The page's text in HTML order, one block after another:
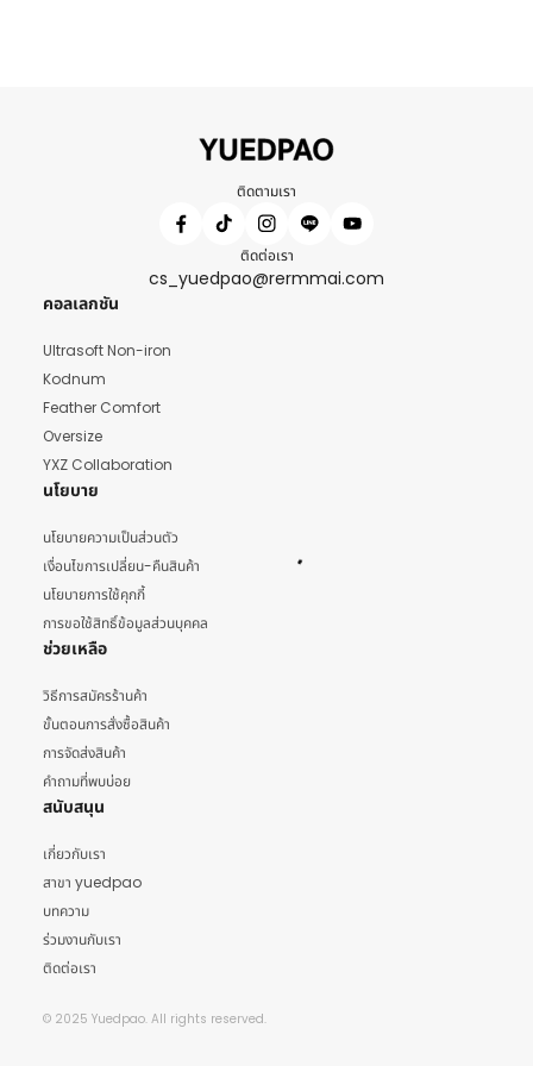
ติดตามเรา
ติดต่อเรา
cs_yuedpao@rermmai.com
คอลเลกชัน
Ultrasoft Non-iron
Kodnum
Feather Comfort
Oversize
YXZ Collaboration
นโยบาย
นโยบายความเป็นส่วนตัว
เงื่อนไขการเปลี่ยน-คืนสินค้า
นโยบายการใช้คุกกี้
การขอใช้สิทธิ์ข้อมูลส่วนบุคคล
ช่วยเหลือ
วิธีการสมัครร้านค้า
ขั้นตอนการสั่งซื้อสินค้า
การจัดส่งสินค้า
คำถามที่พบบ่อย
สนับสนุน
เกี่ยวกับเรา
สาขา yuedpao
บทความ
ร่วมงานกับเรา
ติดต่อเรา
© 2025 Yuedpao. All rights reserved.